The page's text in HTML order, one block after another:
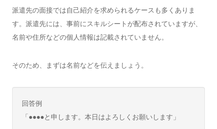
派遣先の面接では自己紹介を求められるケースも多くありま
す。派遣先には、事前にスキルシートが配布されていますが、
名前や住所などの個人情報は記載されていません。
そのため、まずは名前などを伝えましょう。
回答例
「●●●●と申します。本日はよろしくお願いします」